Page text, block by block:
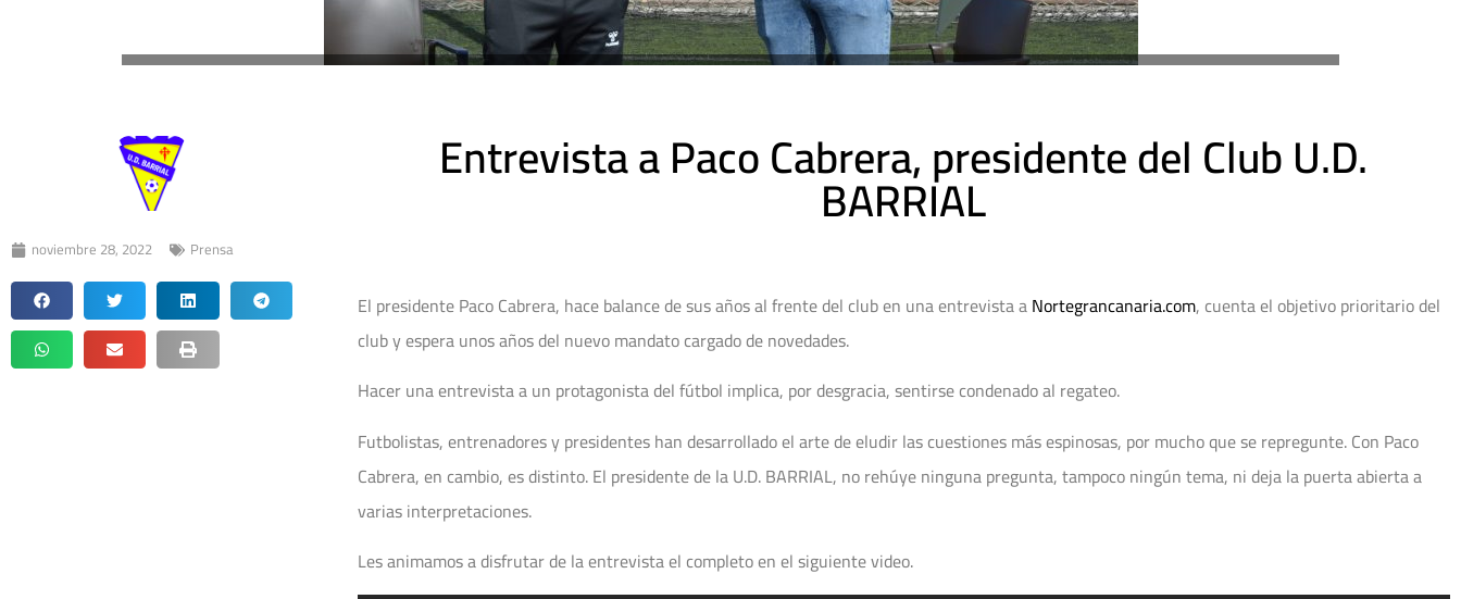
noviembre 28, 2022 Prensa
Entrevista a Paco Cabrera, presidente del Club U.D.
BARRIAL
El presidente Paco Cabrera, hace balance de sus años al frente del club en una entrevista aNortegrancanaria.com, cuenta el objetivo prioritario del
club y espera unos años del nuevo mandato cargado de novedades.
Hacer una entrevista a un protagonista del fútbol implica, por desgracia, sentirse condenado al regateo.
Futbolistas, entrenadores y presidentes han desarrollado el arte de eludir las cuestiones más espinosas, por mucho que se repregunte. Con Paco
Cabrera, en cambio, es distinto. El presidente de la U.D. BARRIAL, no rehúye ninguna pregunta, tampoco ningún tema, ni deja la puerta abierta a
varias interpretaciones.
Les animamos a disfrutar de la entrevista el completo en el siguiente video.